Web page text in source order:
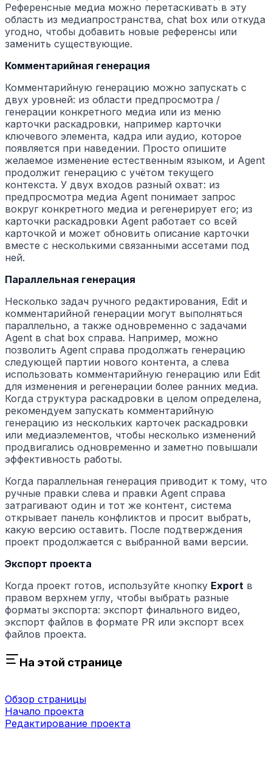
Референсные медиа можно перетаскивать в эту
область из медиапространства, chat box или откуда
угодно, чтобы добавить новые референсы или
заменить существующие.
Комментарийная генерация
Комментарийную генерацию можно запускать с
двух уровней: из области предпросмотра /
генерации конкретного медиа или из меню
карточки раскадровки, например карточки
ключевого элемента, кадра или аудио, которое
появляется при наведении. Просто опишите
желаемое изменение естественным языком, и Agent
продолжит генерацию с учётом текущего
контекста. У двух входов разный охват: из
предпросмотра медиа Agent понимает запрос
вокруг конкретного медиа и регенерирует его; из
карточки раскадровки Agent работает со всей
карточкой и может обновить описание карточки
вместе с несколькими связанными ассетами под
ней.
Параллельная генерация
Несколько задач ручного редактирования, Edit и
комментарийной генерации могут выполняться
параллельно, а также одновременно с задачами
Agent в chat box справа. Например, можно
позволить Agent справа продолжать генерацию
следующей партии нового контента, а слева
использовать комментарийную генерацию или Edit
для изменения и регенерации более ранних медиа.
Когда структура раскадровки в целом определена,
рекомендуем запускать комментарийную
генерацию из нескольких карточек раскадровки
или медиаэлементов, чтобы несколько изменений
продвигались одновременно и заметно повышали
эффективность работы.
Когда параллельная генерация приводит к тому, что
ручные правки слева и правки Agent справа
затрагивают один и тот же контент, система
открывает панель конфликтов и просит выбрать,
какую версию оставить. После подтверждения
проект продолжается с выбранной вами версии.
Экспорт проекта
Когда проект готов, используйте кнопку Export в
правом верхнем углу, чтобы выбрать разные
форматы экспорта: экспорт финального видео,
экспорт файлов в формате PR или экспорт всех
файлов проекта.
На этой странице
Обзор страницы
Начало проекта
Редактирование проекта